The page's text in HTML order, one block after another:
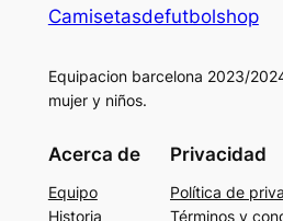
Camisetasdefutbolshop
Equipacion barcelona 2023/
mujer y niños.
Acerca de
Equipo
Historia
Privacidad
Política de
Términos y